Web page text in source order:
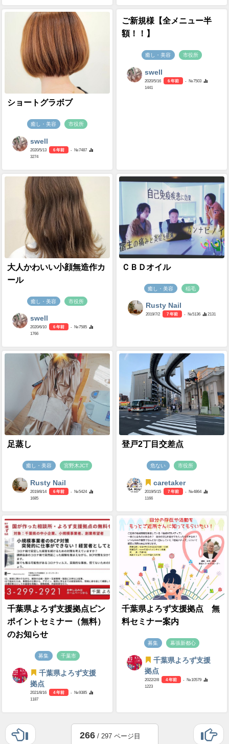
ショートグラボブ
癒し・美容 市役所
swell
2020/5/13 6 年前
- №7487
3274
ご新規様【全メニュー半
額！！】
癒し・美容 市役所
swell
2020/5/16 6 年前
- №7503
1441
大人かわいい小顔無造作カ
ール
癒し・美容 市役所
swell
2020/6/10 6 年前
- №7585
1766
ＣＢＤオイル
癒し・美容 稲毛
Rusty Nail
2019/7/2 7 年前 - №5136 2131
足蒸し
癒し・美容 宮野木JCT
Rusty Nail
2019/8/14 6 年前
- №5424
1685
登戸2丁目交差点
危ない 市役所
caretaker
2019/5/15 7 年前
- №4864
1166
千葉県よろず支援拠点ピン
ポイントセミナー（無料）
のお知らせ
募集 千葉市
千葉県よろず支援
拠点
2021/8/16 4 年前
- №9385
1187
千葉県よろず支援拠点 無
料セミナー案内
募集 幕張新都心
千葉県よろず支援
拠点
2022/2/8 4 年前
- №10579
1223
266/ 297 ページ目